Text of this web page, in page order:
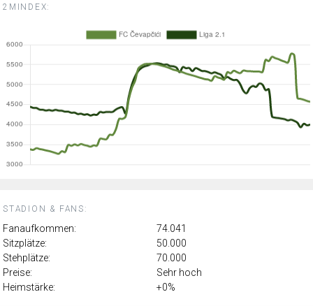
2MINDEX:
STADION & FANS:
Fanaufkommen:
74.041
Sitzplätze:
50.000
Stehplätze:
70.000
Preise:
Sehr hoch
Heimstärke:
+0%